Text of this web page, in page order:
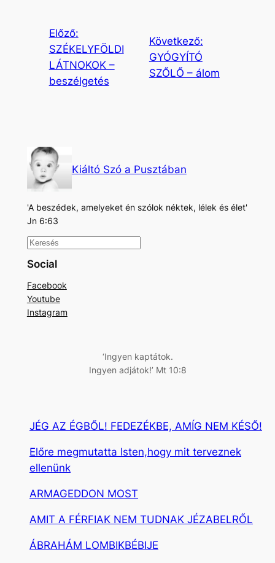
Előző:
SZÉKELYFÖLDI
LÁTNOKOK –
beszélgetés
Következő:
GYÓGYÍTÓ
SZŐLŐ – álom
Kiáltó Szó a Pusztában
'A beszédek, amelyeket én szólok néktek, lélek és élet'
Jn 6:63
K
e
e
s
Social
Facebook
Youtube
Instagram
‘Ingyen kaptátok.
Ingyen adjátok!’ Mt 10:8
JÉG AZ ÉGBŐL! FEDEZÉKBE, AMÍG NEM KÉSŐ!
Előre megmutatta Isten,hogy mit terveznek
ellenünk
ARMAGEDDON MOST
AMIT A FÉRFIAK NEM TUDNAK JÉZABELRŐL
ÁBRAHÁM LOMBIKBÉBIJE